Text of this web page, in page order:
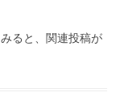
ると、関連投稿が